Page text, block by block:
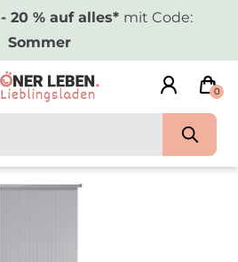
- 20 % auf alles* mit Code:
Sommer
0